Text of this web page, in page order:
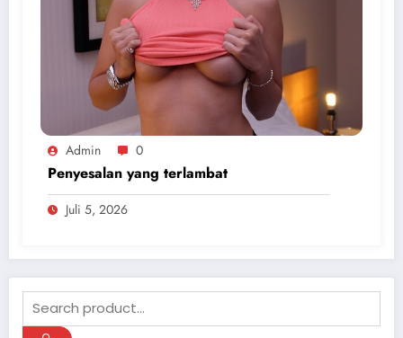
Admin 0
Penyesalan yang terlambat
Juli 5, 2026